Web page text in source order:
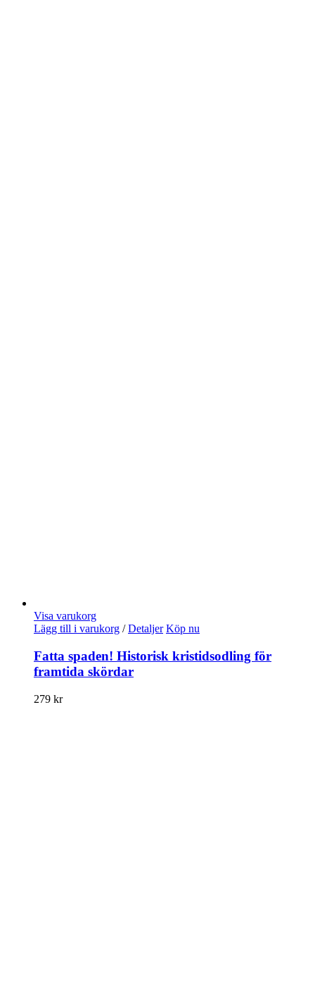
Visa varukorg
Lägg till i varukorg / Detaljer Köp nu
Fatta spaden! Historisk kristidsodling för
framtida skördar
279 kr